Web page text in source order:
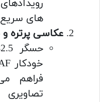
های سریع
عکاسی پرتره
فراهم